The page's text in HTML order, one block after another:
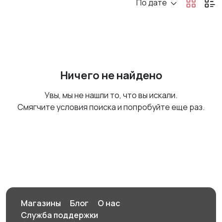
По дате
Ничего не найдено
Увы, мы не нашли то, что вы искали.
Смягчите условия поиска и попробуйте еще раз.
Магазины Блог
О нас
Служба поддержки